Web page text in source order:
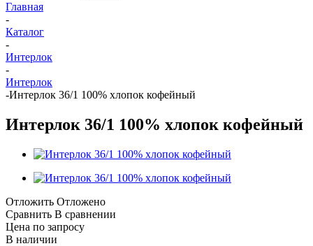
Главная
-
Каталог
-
Интерлок
-
Интерлок
-Интерлок 36/1 100% хлопок кофейный
Интерлок 36/1 100% хлопок кофейный
Отложить Отложено
Сравнить В сравнении
Цена по запросу
В наличии